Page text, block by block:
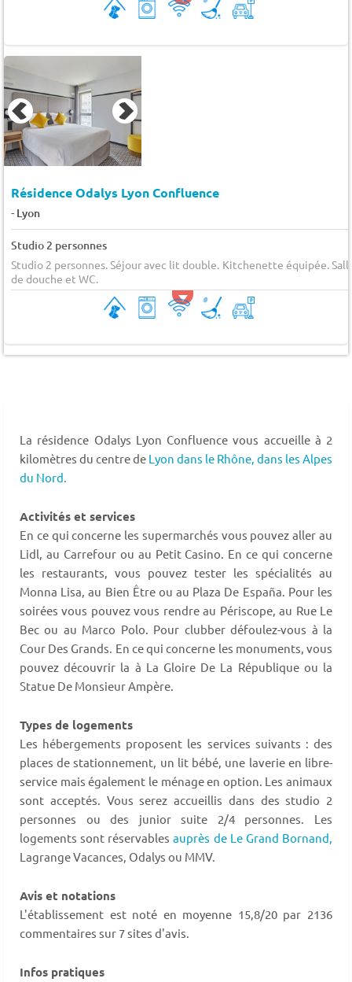
Résidence Odalys Lyon Confluence
- Lyon
Studio 2 personnes
Studio 2 personnes. Séjour avec lit double. Kitchenette équipée.
de douche et WC.
La résidence Odalys Lyon Confluence vous accueille à 2
kilomètres du centre de Lyon dans le Rhône, dans les Alpes
du Nord.
Activités et services
En ce qui concerne les supermarchés vous pouvez aller au
Lidl, au Carrefour ou au Petit Casino. En ce qui concerne
les restaurants, vous pouvez tester les spécialités au
Monna Lisa, au Bien Être ou au Plaza De España. Pour les
soirées vous pouvez vous rendre au Périscope, au Rue Le
Bec ou au Marco Polo. Pour clubber défoulez-vous à la
Cour Des Grands. En ce qui concerne les monuments, vous
pouvez découvrir la à La Gloire De La République ou la
Statue De Monsieur Ampère.
Types de logements
Les hébergements proposent les services suivants : des
places de stationnement, un lit bébé, une laverie en libre-
service mais également le ménage en option. Les animaux
sont acceptés. Vous serez accueillis dans des studio 2
personnes ou des junior suite 2/4 personnes. Les
logements sont réservablesauprès de Le Grand Bornand,
Lagrange Vacances, Odalys ou MMV.
Avis et notations
L'établissement est noté en moyenne 15,8/20 par 2136
commentaires sur 7 sites d'avis.
Infos pratiques